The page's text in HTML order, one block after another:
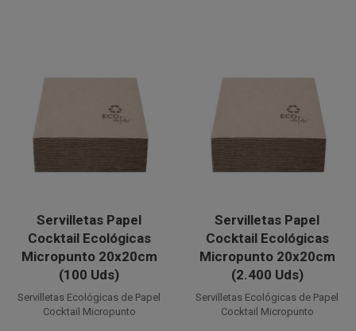
Servilletas Papel
Cocktail Ecológicas
Micropunto 20x20cm
(100 Uds)
Servilletas Ecológicas de Papel
Cocktail Micropunto
Servilletas Papel
Cocktail Ecológicas
Micropunto 20x20cm
(2.400 Uds)
Servilletas Ecológicas de Papel
Cocktail Micropunto